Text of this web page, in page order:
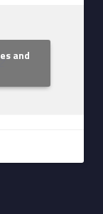
and